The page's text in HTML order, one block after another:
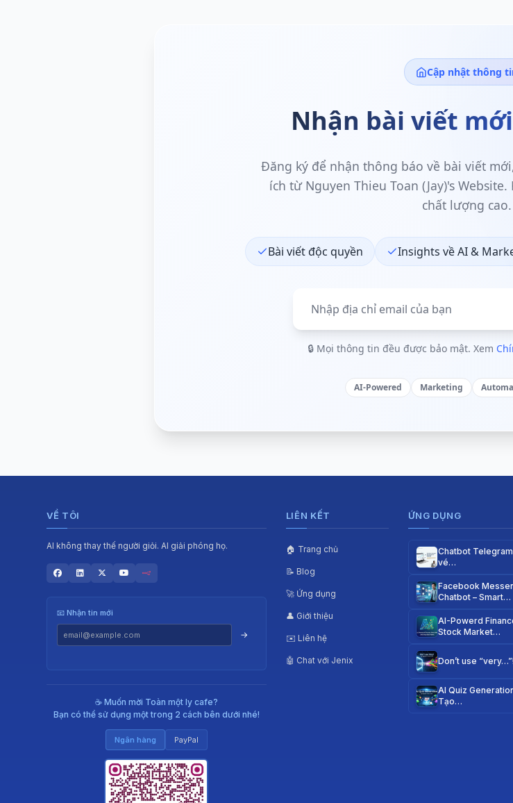
Cập nhật thông
Nhận bài viết
Đăng ký để nhận thông báo về bài viết
ích từ Nguyen Thieu Toan (Jay)'s
chất lượng cao.
Bài viết độc quyền Insights về AI &
🔒 Mọi thông tin đều được bảo mật. Xem
AI-Powered Marketing
VỀ TÔI
AI không thay thế người giỏi. AI giải phóng họ.
📧 Nhận tin mới
→
☕ Muốn mời Toàn một ly cafe?
Bạn có thể sử dụng một trong 2 cách bên dưới nhé!
Ngân hàng PayPal
LIÊN KẾT
🏠 Trang chủ
📝 Blog
🚀 Ứng dụng
👤 Giới thiệu
✉️ Liên hệ
🤖 Chat với Jenix
ỨNG DỤNG
Chatbot
vé…
Facebook
Chatbot – Smart…
AI-Powerd
Stock Market…
Don’t use
AI Quiz
Tạo…